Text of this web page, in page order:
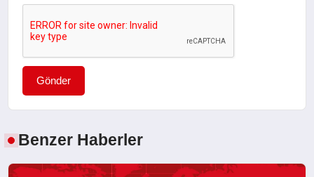
Gönder
Benzer Haberler